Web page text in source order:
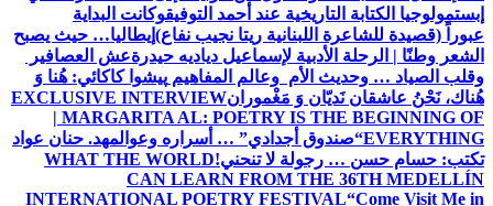
عند أحمد التوفيقوكانت البداية
ريتا نجيب نفاع)إيطاليا… حيث يصبح
لإسماعيل دياديه حيدرةعش العصافير
وعالم المفاهيمپیشوا کاکائي: هُنا وَ
مَغْمورانEXCLUSIVE INTERVIEW
| MARGARITA AL: POETRY
… أسراره وعوالمه د. حنان عواد
لا تنحني!WHAT THE WORLD
CAN LEARN
INTERNATIONAL POETRY